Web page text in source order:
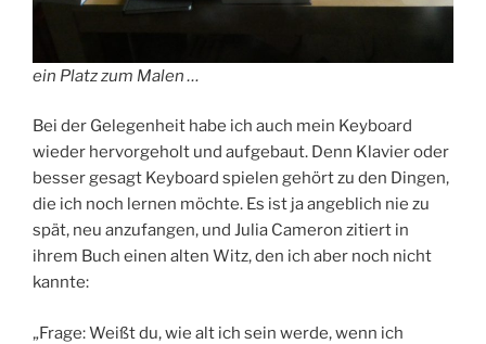
ein Platz zum Malen …
Bei der Gelegenheit habe ich auch mein Keyboard
wieder hervorgeholt und aufgebaut. Denn Klavier oder
besser gesagt Keyboard spielen gehört zu den Dingen,
die ich noch lernen möchte. Es ist ja angeblich nie zu
spät, neu anzufangen, und Julia Cameron zitiert in
ihrem Buch einen alten Witz, den ich aber noch nicht
kannte:
„Frage: Weißt du, wie alt ich sein werde, wenn ich